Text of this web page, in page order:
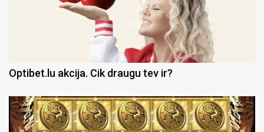
Optibet.lu akcija. Cik draugu tev ir?